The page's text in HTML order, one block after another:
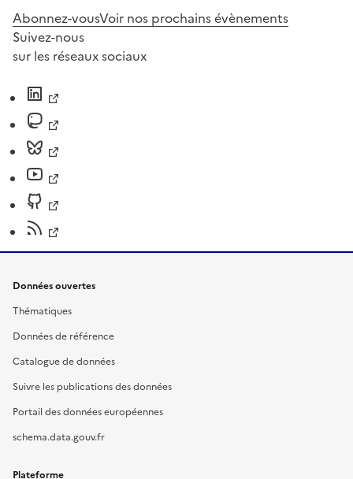
Abonnez-vousVoir nos prochains évènements
Suivez-nous
sur les réseaux sociaux
Données ouvertes
Thématiques
Données de référence
Catalogue de données
Suivre les publications des données
Portail des données européennes
schema.data.gouv.fr
Plateforme